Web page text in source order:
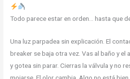
Todo parece estar en orden… hasta que
Una luz parpadea sin explicación. El
breaker se baja otra vez. Vas al baño y el
y gotea sin parar. Cierras la válvula y no